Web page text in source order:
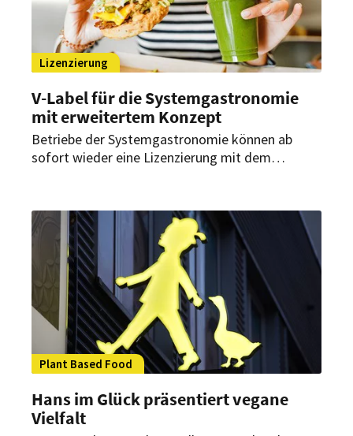
Lizenzierung
V-Label für die Systemgastronomie
mit erweitertem Konzept
Betriebe der Systemgastronomie können ab
sofort wieder eine Lizenzierung mit dem
Bedingungen der Branche einzugehen und
sicherzustellen, dass alle Mitarbeiter in den
Kriterien einer veganen Zubereitung geschult
sind.
Plant Based Food
Hans im Glück präsentiert vegane
Vielfalt